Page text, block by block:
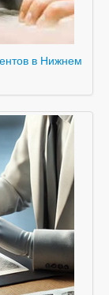
в Нижнем